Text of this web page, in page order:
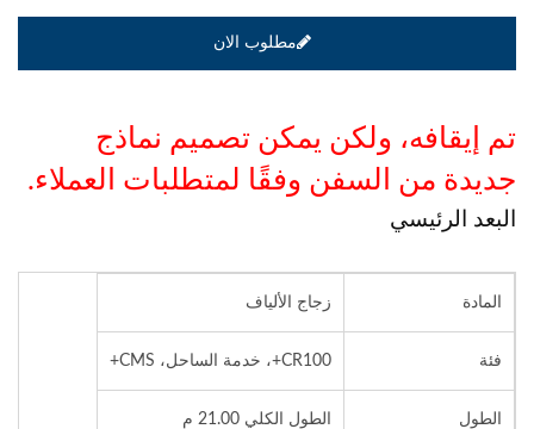
مطلوب الان
تم إيقافه، ولكن يمكن تصميم نماذج
جديدة من السفن وفقًا لمتطلبات العملاء.
البعد الرئيسي
المادة زجاج الألياف
فئة CR100+، خدمة الساحل، CMS+
الطول الطول الكلي 21.00 م